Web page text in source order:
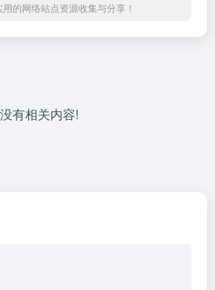
的网络站点资源收集与分享！
没有相关内容!